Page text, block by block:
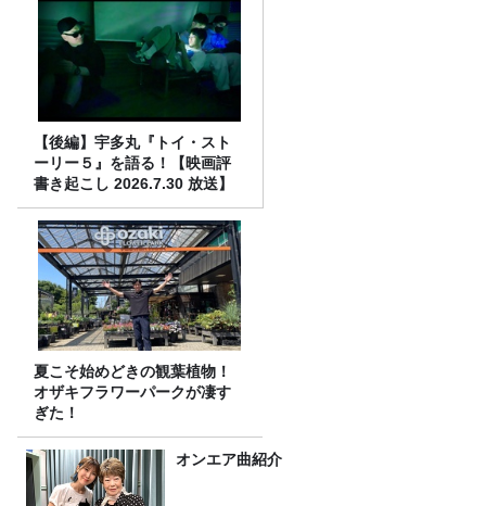
【後編】宇多丸『トイ・スト
ーリー５』を語る！【映画評
書き起こし 2026.7.30 放送】
夏こそ始めどきの観葉植物！
オザキフラワーパークが凄す
ぎた！
オンエア曲紹介